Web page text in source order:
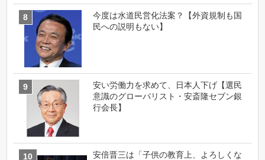
今度は水道民営化法案？【外資規制も国
民への説明もない】
安い労働力を求めて、日本人下げ【選民
意識のグローバリスト・安斎隆セブン銀
行会長】
安倍晋三は「子供の教育上、よろしくな